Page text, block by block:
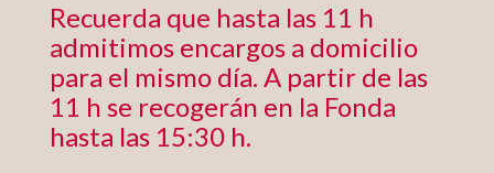
Recuerda que hasta las 11 h
admitimos encargos a domicilio
para el mismo día. A partir de las
11 h se recogerán en la Fonda
hasta las 15:30 h.